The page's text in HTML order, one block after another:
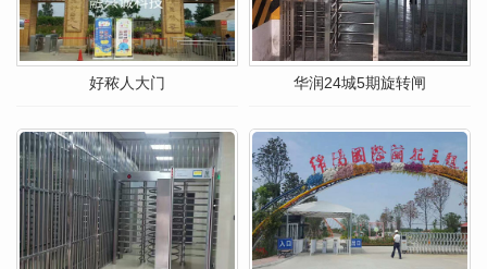
好秾人大门 华润24城5期旋转闸